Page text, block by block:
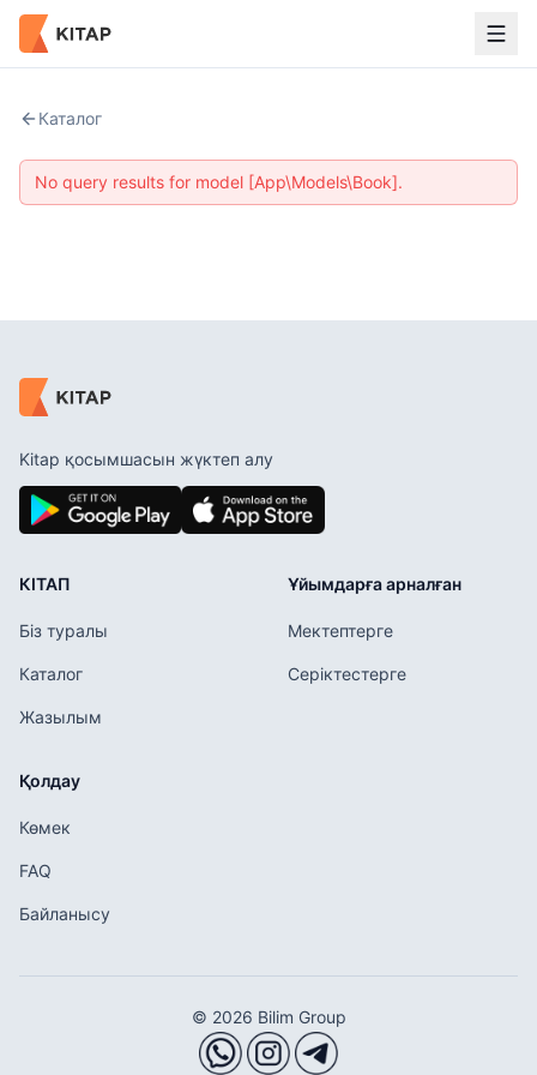
Каталог
No query results for model [App\Models\Book].
Kitap қосымшасын жүктеп алу
КІТАП
Біз туралы
Каталог
Жазылым
Ұйымдарға арналған
Мектептерге
Серіктестерге
Қолдау
Көмек
FAQ
Байланысу
© 2026 Bilim Group